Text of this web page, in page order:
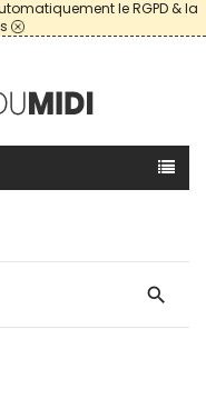
le RGPD & la
search